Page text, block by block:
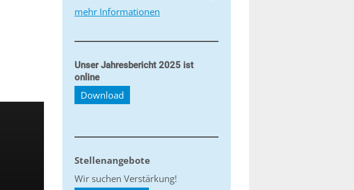
mehr Informationen
Unser Jahresbericht 2025 ist
online
Download
Stellenangebote
Wir suchen Verstärkung!